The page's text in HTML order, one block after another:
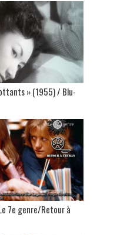
» (1955) / Blu-
7e genre/Retour à